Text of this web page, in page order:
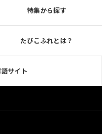
特集から探す
たびこふれとは？
サイト